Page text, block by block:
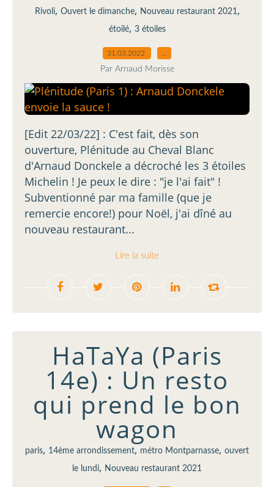
Rivoli, Ouvert le dimanche, Nouveau restaurant 2021,
étoilé, 3 étoiles
31.03.2022
Par Arnaud Morisse
[Edit 22/03/22] : C'est fait, dès son
ouverture, Plénitude au Cheval Blanc
d'Arnaud Donckele a décroché les 3 étoiles
Michelin ! Je peux le dire : "je l'ai fait" !
Subventionné par ma famille (que je
remercie encore!) pour Noël, j'ai dîné au
nouveau restaurant...
Lire la suite
HaTaYa (Paris
14e) : Un resto
qui prend le bon
wagon
paris, 14ème arrondissement,métro Montparnasse, ouvert
le lundi, Nouveau restaurant 2021